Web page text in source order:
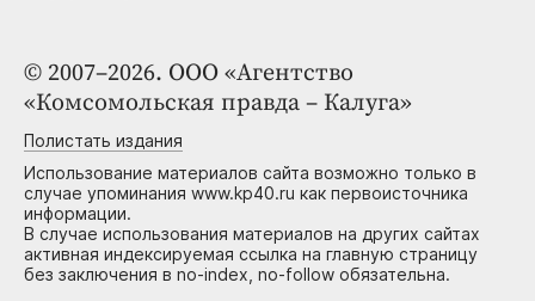
© 2007–2026. ООО «Агентство
«Комсомольская правда – Калуга»
Полистать издания
Использование материалов сайта возможно только в
случае упоминания www.kp40.ru как первоисточника
информации.
В случае использования материалов на других сайтах
активная индексируемая ссылка на главную страницу
без заключения в no-index, no-follow обязательна.